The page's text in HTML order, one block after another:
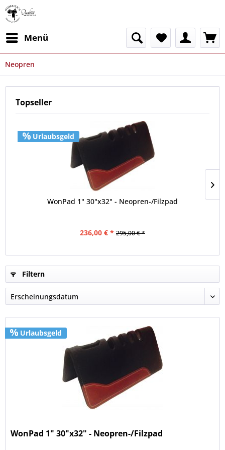
Menü
Neopren
Topseller
Urlaubsgeld
WonPad 1" 30"x32" - Neopren-/Filzpad
236,00 € * 295,00 € *
Filtern
Urlaubsgeld
WonPad 1" 30"x32" - Neopren-/Filzpad